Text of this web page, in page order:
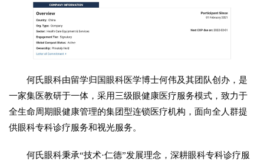
何氏眼科由留学归国眼科医学博士何伟及其团队创办，是
一家集医教研于一体，采用三级眼健康医疗服务模式，致力于
全生命周期眼健康管理的集团型连锁医疗机构，面向全人群提
供眼科专科诊疗服务和视光服务。
何氏眼科秉承“技术·仁德”发展理念，深耕眼科专科诊疗服